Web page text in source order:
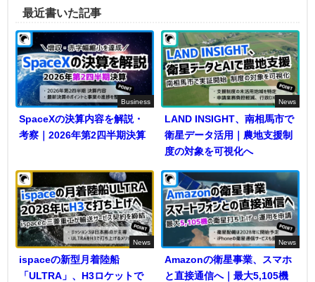
最近書いた記事
Business
SpaceXの決算内容を解説・
考察｜2026年第2四半期決算
News
LAND INSIGHT、南相馬市で
衛星データ活用｜農地支援制
度の対象を可視化へ
News
ispaceの新型月着陸船
「ULTRA」、H3ロケットで
News
Amazonの衛星事業、スマホ
と直接通信へ｜最大5,105機